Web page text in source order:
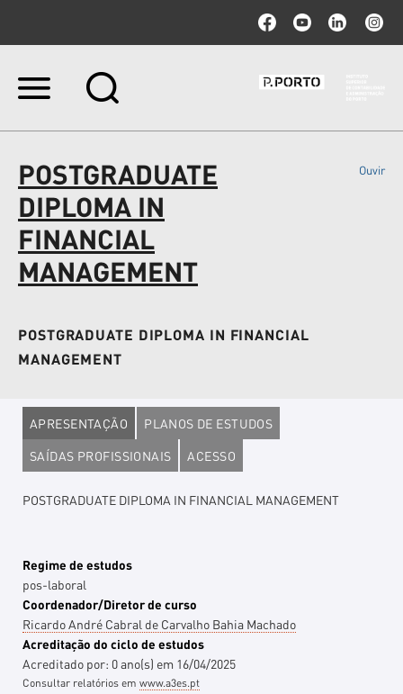
Ir
Ir
para
a
navegação
POSTGRADUATE
DIPLOMA IN
FINANCIAL
MANAGEMENT
Ouvir
POSTGRADUATE DIPLOMA IN FINANCIAL
MANAGEMENT
APRESENTAÇÃO
PLANOS DE ESTUDOS
SAÍDAS PROFISSIONAIS
ACESSO
POSTGRADUATE DIPLOMA IN FINANCIAL MANAGEMENT
Regime de estudos
pos-laboral
Coordenador/Diretor de curso
Ricardo André Cabral de Carvalho Bahia Machado
Acreditação do ciclo de estudos
Acreditado por: 0ano(s) em 16/04/2025
Consultar relatórios emwww.a3es.pt